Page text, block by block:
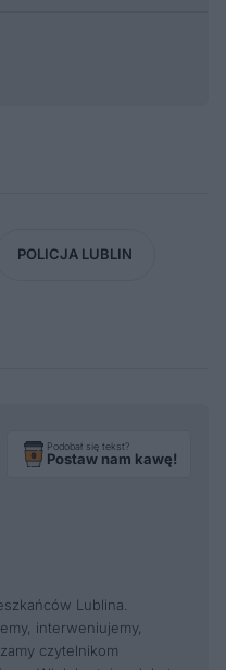
POLICJA LUBLIN
Podobał się tekst?
Postaw nam kawę!
Lublina.
interweniujemy,
czytelnikom